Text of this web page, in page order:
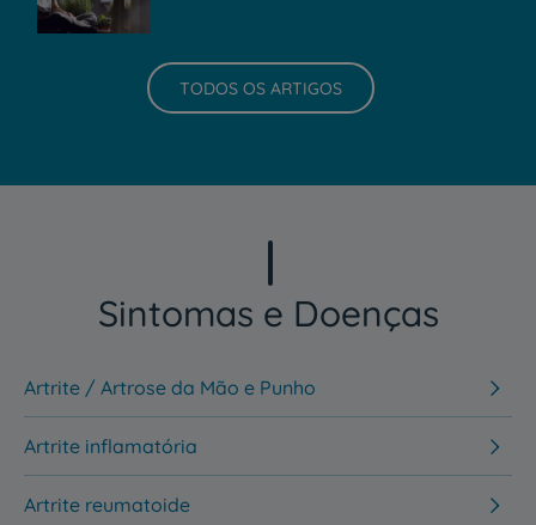
TODOS OS ARTIGOS
Sintomas e Doenças
Artrite / Artrose da Mão e Punho
Artrite inflamatória
Artrite reumatoide